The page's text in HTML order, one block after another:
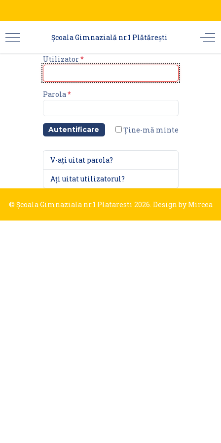
Şcoala Gimnazială nr.1 Plătărești
Utilizator*
Parola *
Autentificare Ține-mă minte
V-ați uitat parola?
Ați uitat utilizatorul?
© Şcoala Gimnaziala nr.1 Plataresti 2026. Design by Mircea